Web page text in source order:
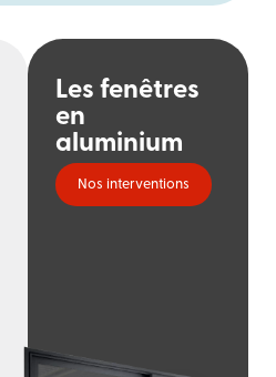
Les fenêtres
en
aluminium
Nos interventions